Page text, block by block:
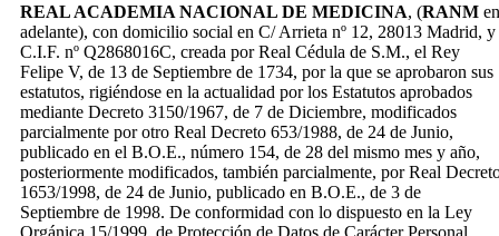
REAL ACADEMIA NACIONAL DE MEDICINA, (RANM en
adelante), con domicilio social en C/ Arrieta nº 12, 28013 Madrid, y
C.I.F. nº Q2868016C, creada por Real Cédula de S.M., el Rey
Felipe V, de 13 de Septiembre de 1734, por la que se aprobaron sus
estatutos, rigiéndose en la actualidad por los Estatutos aprobados
mediante Decreto 3150/1967, de 7 de Diciembre, modificados
parcialmente por otro Real Decreto 653/1988, de 24 de Junio,
publicado en el B.O.E., número 154, de 28 del mismo mes y año,
posteriormente modificados, también parcialmente, por Real
1653/1998, de 24 de Junio, publicado en B.O.E., de 3 de
Septiembre de 1998. De conformidad con lo dispuesto en la Ley
Orgánica 15/1999, de Protección de Datos de Carácter Personal